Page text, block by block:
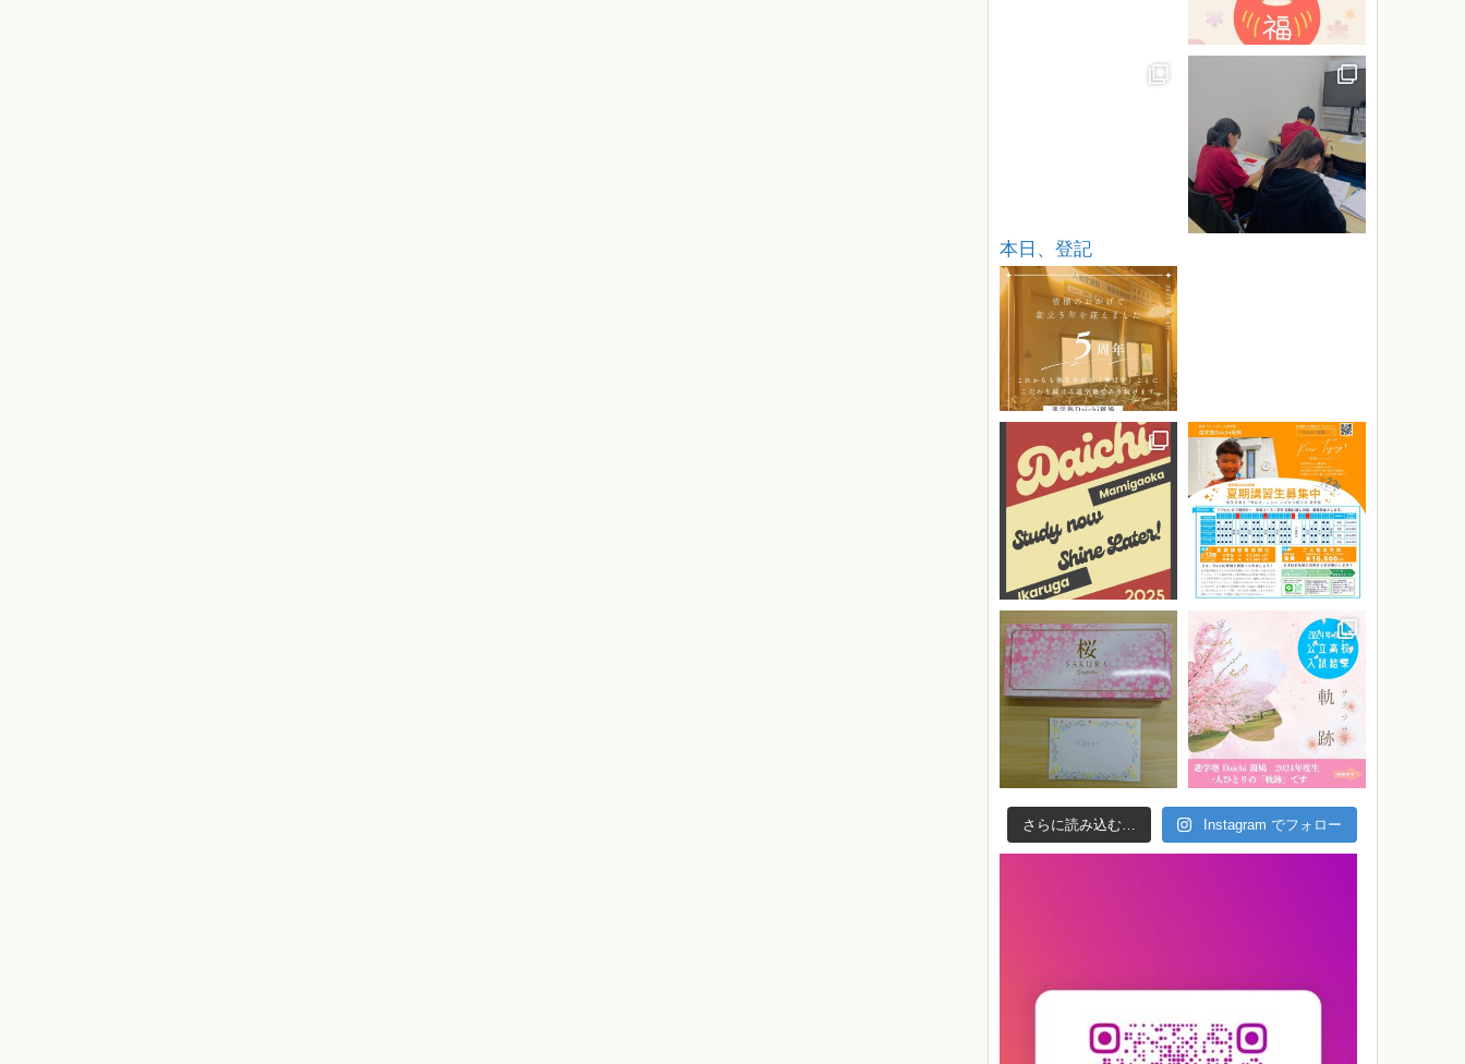
本日、登記
さらに読み込む… Instagram でフォロー